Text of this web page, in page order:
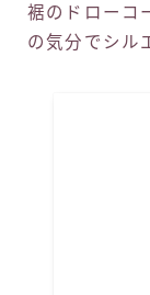
裾のドローコ
の気分でシル